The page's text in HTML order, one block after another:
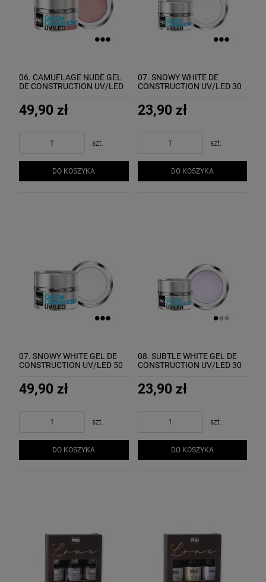
06. CAMUFLAGE NUDE GEL
DE CONSTRUCTION UV/LED
49,90 zł
szt.
DO KOSZYKA
07. SNOWY WHITE DE
CONSTRUCTION UV/LED 30
23,90 zł
szt.
DO KOSZYKA
07. SNOWY WHITE GEL DE
CONSTRUCTION UV/LED 50
49,90 zł
szt.
DO KOSZYKA
08. SUBTLE WHITE GEL DE
CONSTRUCTION UV/LED 30
23,90 zł
szt.
DO KOSZYKA